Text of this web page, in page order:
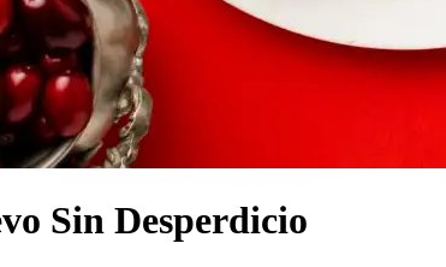
Sin Desperdicio